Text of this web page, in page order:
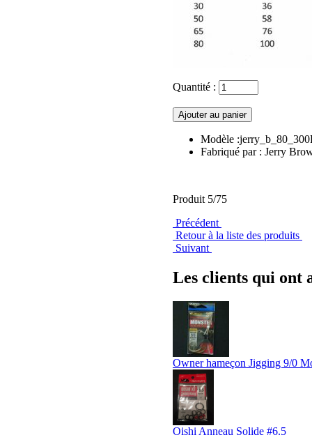
Quantité :
Modèle
Fabriqué par : Jerry
Produit 5/75
Précédent
Retour à la liste des produits
Suivant
Les clients qui ont
Owner hameçon Jigging 9/0
Oishi Anneau Solide #6.5